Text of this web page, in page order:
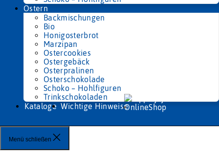
Ostern
Backmischungen
Bio
Honigosterbrot
Marzipan
Ostercookies
Ostergebäck
Osterpralinen
Osterschokolade
Schoko – Hohlfiguren
Trinkschokoladen
Kataloge Wichtige Hinweise
Menü schließen